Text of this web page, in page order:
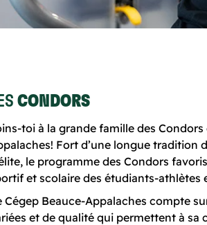
CONDORS
toi à la grande famille des Condors
Fort d’une longue tradition
le programme des Condors
et scolaire des étudiants-athlètes
Cégep Beauce-Appalaches compte
et de qualité qui permettent à sa